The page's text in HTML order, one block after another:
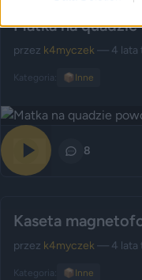
Matka na
przez k4myczek— 4 lata
Kategoria: 📦 Inne
8
Kaseta
przez k4myczek— 4 lata
Kategoria: 📦 Inne